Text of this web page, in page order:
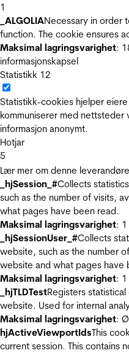
1
_ALGOLIANecessary in order
function. The cookie ensures
Maksimal lagringsvarighet:
informasjonskapsel
Statistikk 12
Statistikk-cookies hjelper
kommuniserer med nettsteder
informasjon anonymt.
Hotjar
5
Lær mer om denne
_hjSession_#Collects
such as the number of visits,
what pages have been read.
Maksimal lagringsvarighet: 1
_hjSessionUser_#Collects
website, such as the number
website and what pages have
Maksimal lagringsvarighet: 1
_hjTLDTestRegisters
website. Used for internal
Maksimal lagringsvarighet:
hjActiveViewportIdsThis
current session. This contains